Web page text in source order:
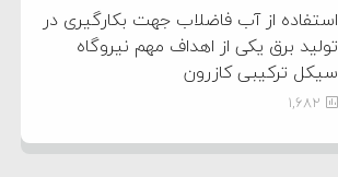
استفاده از آب فاضلاب جهت بکارگیری در
تولید برق یکی از اهداف مهم نیروگاه
سیکل ترکیبی کازرون
1,682